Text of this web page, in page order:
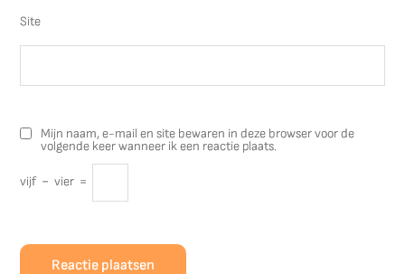
Site
Mijn naam, e-mail en site bewaren in deze browser voor de
volgende keer wanneer ik een reactie plaats.
vijf − vier =